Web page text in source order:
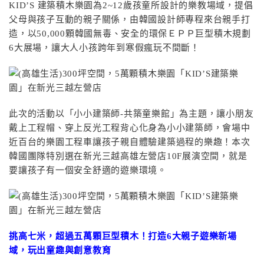
KID’S 建築積木樂園為2~12歲孩童所設計的樂教場域，提倡
父母與孩子互動的親子關係，由韓國設計師專程來台親手打
造，以50,000顆韓國無毒、安全的環保ＥＰＰ巨型積木規劃
6大展場，讓大人小孩跨年到寒假瘋玩不間斷！
此次的活動以「小小建築師-共築童樂館」為主題，讓小朋友
戴上工程帽、穿上反光工程背心化身為小小建築師，會場中
近百台的樂園工程車讓孩子親自體驗建築過程的樂趣！本次
韓國團隊特別選在新光三越高雄左營店10F展演空間，就是
要讓孩子有一個安全舒適的遊樂環境。
挑高七米，超過五萬顆巨型積木！打造6大親子遊樂新場
域，玩出童趣與創意教育